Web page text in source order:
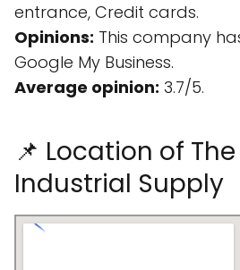
entrance, Credit cards.
Opinions: This company
Google My Business.
Average opinion: 3.7/5.
📌 Location of
Industrial Supply